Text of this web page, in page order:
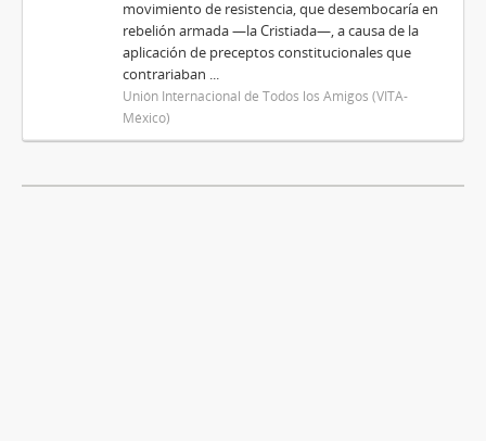
movimiento de resistencia, que desembocaría en
rebelión armada —la Cristiada—, a causa de la
aplicación de preceptos constitucionales que
contrariaban ...
Unión Internacional de Todos los Amigos (VITA-
México)